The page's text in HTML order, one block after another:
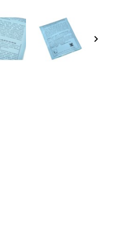
keyboard_arrow_right